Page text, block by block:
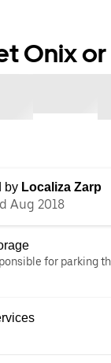
Onix or
by Localiza Zarp
Aug 2018
for parking